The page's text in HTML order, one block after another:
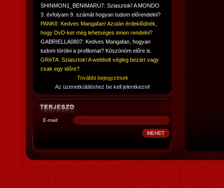
SHINMON1_BENIMARU7: Sziasztok! A MONDO
3. évfolyam 9. számát hogyan tudom előrendelni?
PANKII: Kedves Mangafan! Azután érdeklődnék,
hogy DvD-ket még lehetséges innen rendelni?
GABRIELLA0807: Kedves Mangafan, hogyan
tudom törölni a profilomat? Köszönöm előre is.
GRéTA: Sziasztok! A webbolt végleg bezárt vagy
csak egy időre?
További bejegyzések
Az üzenetküldéshez be kell jelentkezni!
E-mail: